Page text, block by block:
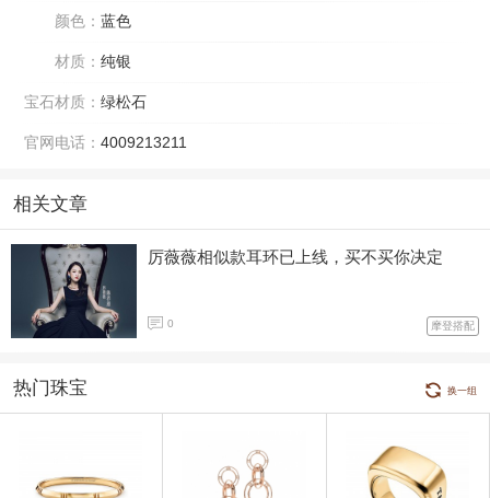
颜色： 蓝色
材质： 纯银
宝石材质： 绿松石
官网电话： 4009213211
相关文章
厉薇薇相似款耳环已上线，买不买你决定
0 摩登搭配
热门珠宝 换一组